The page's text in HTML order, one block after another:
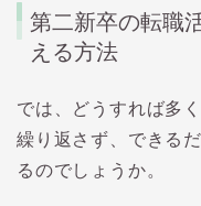
第二新卒の転職
える方法
では、どうすれば多
繰り返さず、できる
るのでしょうか。